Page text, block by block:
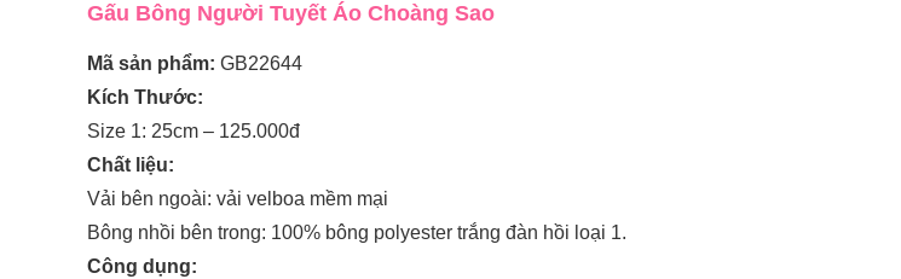
Gấu Bông Người Tuyết Áo Choàng Sao
Mã sản phẩm: GB22644
Kích Thước:
Size 1: 25cm – 125.000đ
Chất liệu:
Vải bên ngoài: vải velboa mềm mại
Bông nhồi bên trong: 100% bông polyester trắng đàn hồi loại 1.
Công dụng: